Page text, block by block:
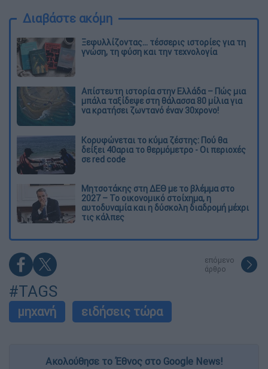
Διαβάστε ακόμη
Ξεφυλλίζοντας... τέσσερις ιστορίες για τη
γνώση, τη φύση και την τεχνολογία
Απίστευτη ιστορία στην Ελλάδα – Πώς μια
μπάλα ταξίδεψε στη θάλασσα 80 μίλια για
να κρατήσει ζωντανό έναν 30χρονο!
Κορυφώνεται το κύμα ζέστης: Πού θα
δείξει 40αρια το θερμόμετρο - Οι περιοχές
σε red code
Μητσοτάκης στη ΔΕΘ με το βλέμμα στο
2027 – Το οικονομικό στοίχημα, η
αυτοδυναμία και η δύσκολη διαδρομή μέχρι
τις κάλπες
επόμενο
άρθρο
#TAGS
μηχανή ειδήσεις τώρα
Ακολούθησε το Έθνος στο Google News!